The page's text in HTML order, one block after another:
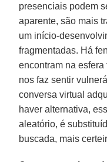
presenciais podem
aparente, são mais
um início-
fragmentadas. Há
encontram na
nos faz sentir
conversa virtual
haver alternativa,
aleatório, é
buscada, mais